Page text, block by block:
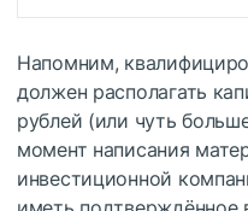
Напомним,
должен располагать
рублей (или чуть
момент написания
инвестиционной